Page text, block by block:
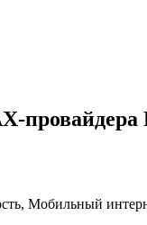
провайдера
Мобильный